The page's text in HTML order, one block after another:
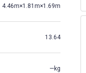
4.46m×1.81m×1.69m
13.64
—kg